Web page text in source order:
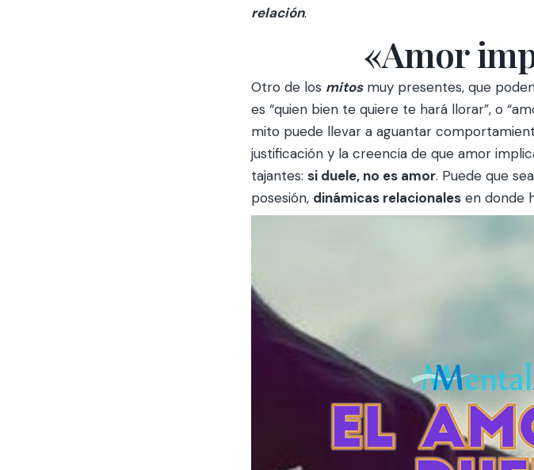
relación.
«Amor
Otro de los mitosmuy presentes, que
es “quien bien te quiere te hará llorar”, o
mito puede llevar a aguantar
justificación y la creencia de que amor
tajantes: si duele, no es amor. Puede que
posesión, dinámicas relacionales en donde